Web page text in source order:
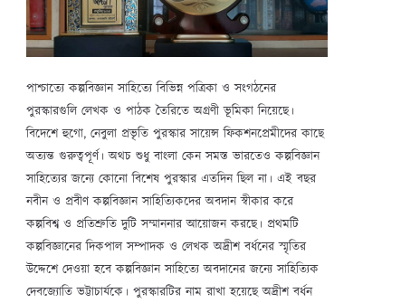
পাশ্চাত্যে কল্পবিজ্ঞান সাহিত্যে বিভিন্ন পত্রিকা ও সংগঠনের
পুরস্কারগুলি লেখক ও পাঠক তৈরিতে অগ্রণী ভূমিকা নিয়েছে।
বিদেশে হুগো, নেবুলা প্রভৃতি পুরস্কার সায়েন্স ফিকশনপ্রেমীদের কাছে
অত্যন্ত গুরুত্বপূর্ণ। অথচ শুধু বাংলা কেন সমস্ত ভারতেও কল্পবিজ্ঞান
সাহিত্যের জন্যে কোনো বিশেষ পুরস্কার এতদিন ছিল না। এই বছর
নবীন ও প্রবীণ কল্পবিজ্ঞান সাহিত্যিকদের অবদান স্বীকার করে
কল্পবিশ্ব ও প্রতিশ্রুতি দুটি সম্মাননার আয়োজন করছে। প্রথমটি
কল্পবিজ্ঞানের দিকপাল সম্পাদক ও লেখক অদ্রীশ বর্ধনের স্মৃতির
উদ্দেশে দেওয়া হবে কল্পবিজ্ঞান সাহিত্যে অবদানের জন্যে সাহিত্যিক
দেবজ্যোতি ভট্টাচার্যকে। পুরস্কারটির নাম রাখা হয়েছে অদ্রীশ বর্ধন